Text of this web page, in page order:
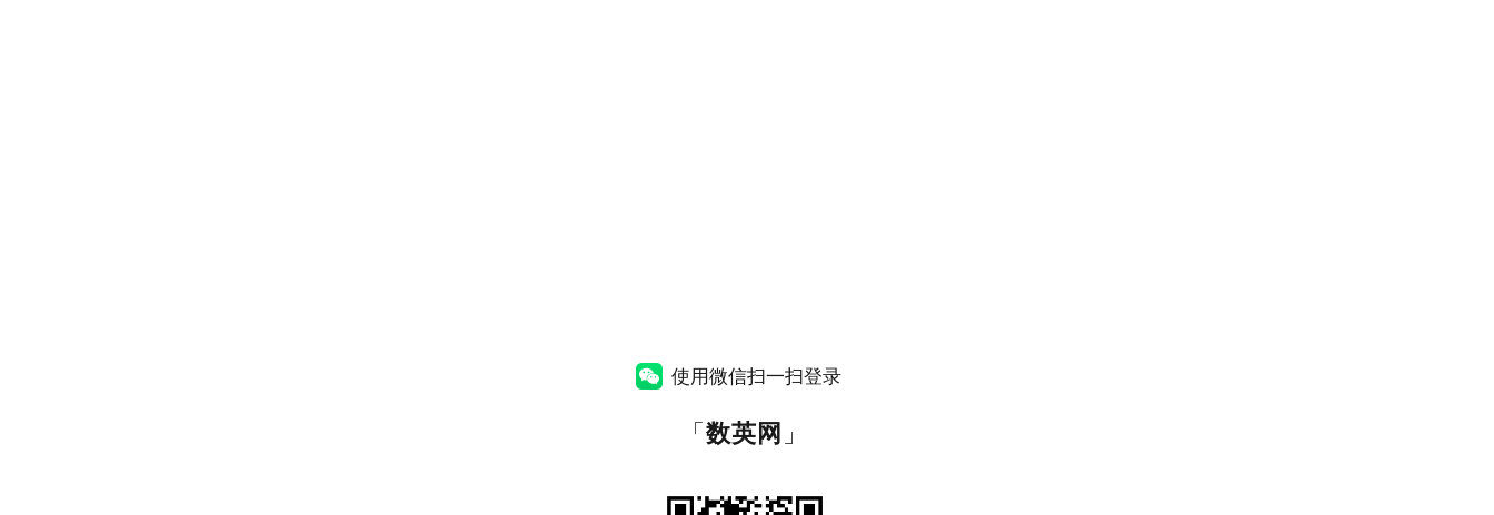
使用微信扫一扫登录
「数英网 」